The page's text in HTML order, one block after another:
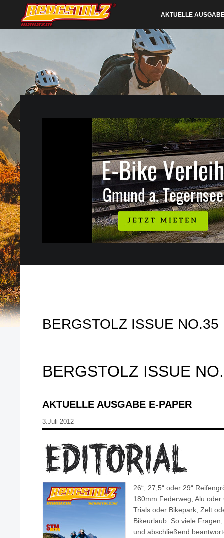
AKTUELLE
BERGSTOLZ ISSUE NO.35
BERGSTOLZ ISSUE
AKTUELLE AUSGABE E-PAPER
3.Juli 2012
26“, 27,5“ oder 29“
180mm Federweg, Alu
Trials oder Bikepark, Zelt
Bikeurlaub. So viele
und abschließend